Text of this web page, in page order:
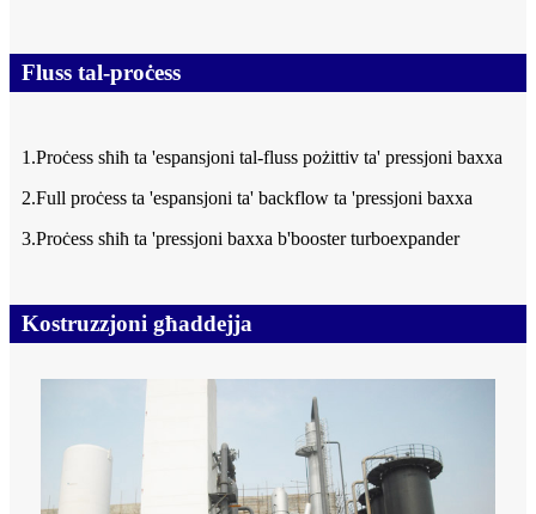
Fluss tal-proċess
1.Proċess sħiħ ta 'espansjoni tal-fluss pożittiv ta' pressjoni baxxa
2.Full proċess ta 'espansjoni ta' backflow ta 'pressjoni baxxa
3.Proċess sħiħ ta 'pressjoni baxxa b'booster turboexpander
Kostruzzjoni għaddejja